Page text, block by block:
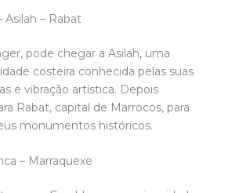
Asilah – Rabat
pode chegar a Asilah, uma
costeira conhecida pelas suas
e vibração artística. Depois
Rabat, capital de Marrocos, para
monumentos históricos.
– Marraquexe